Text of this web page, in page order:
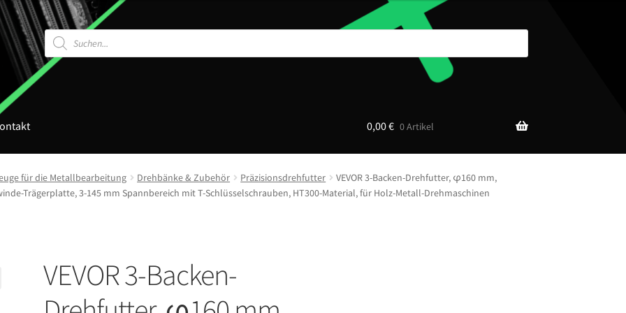
Products
search
0,00€ 0 Artikel
für die Metallbearbeitung Drehbänke & Zubehör Präzisionsdrehfutter
VEVOR 3-Backen-Drehfutter, φ160 mm,
Trägerplatte, 3-145 mm Spannbereich mit T-Schlüsselschrauben, HT300-Material, für Holz-Metall-Drehmaschinen
VEVOR 3-Backen-